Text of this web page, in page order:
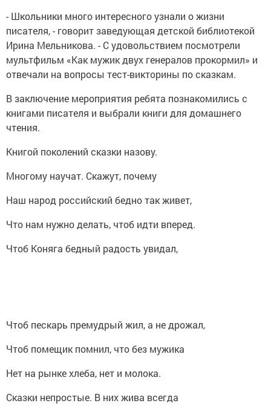
- Школьники много интересного узнали о жизни
писателя, - говорит заведующая детской библиотекой
Ирина Мельникова. - С удовольствием посмотрели
мультфильм «Как мужик двух генералов прокормил» и
отвечали на вопросы тест-викторины по сказкам.
В заключение мероприятия ребята познакомились с
книгами писателя и выбрали книги для домашнего
чтения.
Книгой поколений сказки назову.
Многому научат. Скажут, почему
Наш народ российский бедно так живет,
Что нам нужно делать, чтоб идти вперед.
Чтоб Коняга бедный радость увидал,
Чтоб пескарь премудрый жил, а не дрожал,
Чтоб помещик помнил, что без мужика
Нет на рынке хлеба, нет и молока.
Сказки непростые. В них жива всегда